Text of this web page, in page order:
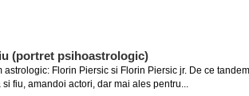
(portret psihoastrologic)
astrologic: Florin Piersic si Florin Piersic jr. De ce
si fiu, amandoi actori, dar mai ales pentru...